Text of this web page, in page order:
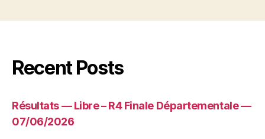
Recent Posts
Résultats — Libre – R4 Finale Départementale —
07/06/2026